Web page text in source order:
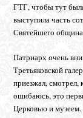
ГТГ, чтобы тут
выступила часть
Святейшего
Патриарх очень
Третьяковской
приезжал, смотрел,
ошибаюсь, это
Церковью и музеем.